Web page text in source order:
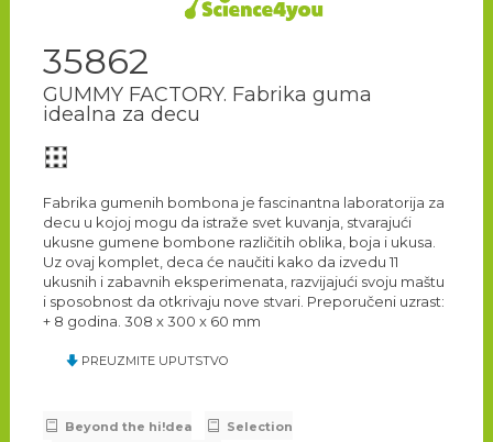
35862
GUMMY FACTORY. Fabrika guma
idealna za decu
Fabrika gumenih bombona je fascinantna laboratorija za
decu u kojoj mogu da istraže svet kuvanja, stvarajući
ukusne gumene bombone različitih oblika, boja i ukusa.
Uz ovaj komplet, deca će naučiti kako da izvedu 11
ukusnih i zabavnih eksperimenata, razvijajući svoju maštu
i sposobnost da otkrivaju nove stvari. Preporučeni uzrast:
+ 8 godina. 308 x 300 x 60 mm
PREUZMITE UPUTSTVO
Beyond the hi!dea
Selection